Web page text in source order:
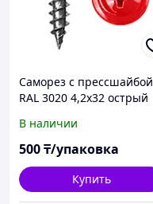
Саморез с прессшайбой
RAL 3020 4,2х32 острый
В наличии
500₸/упаковка
Купить